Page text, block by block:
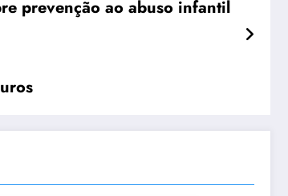
prevenção ao abuso infantil
em dinossauros